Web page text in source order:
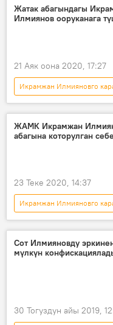
Жатак абагындагы
Илмиянов ооруканага
21 Аяк оона 2020, 17:27
Икрамжан Илмияновго
Жаңылыктар
оорукана
оору
абак
ЖАМК Икрамжан
абагына которулган
23 Теке 2020, 14:37
Икрамжан Илмияновго
Жаңылыктар
Икрамжан Илмиянов
Сот Илмияновду
мүлкүн
30 Тогуздун айы 2019,